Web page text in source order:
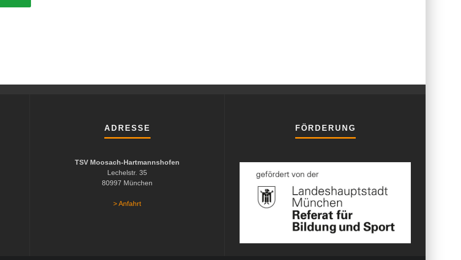
ADRESSE
TSV Moosach-Hartmannshofen
Lechelstr. 35
80997 München
> Anfahrt
FÖRDERUNG